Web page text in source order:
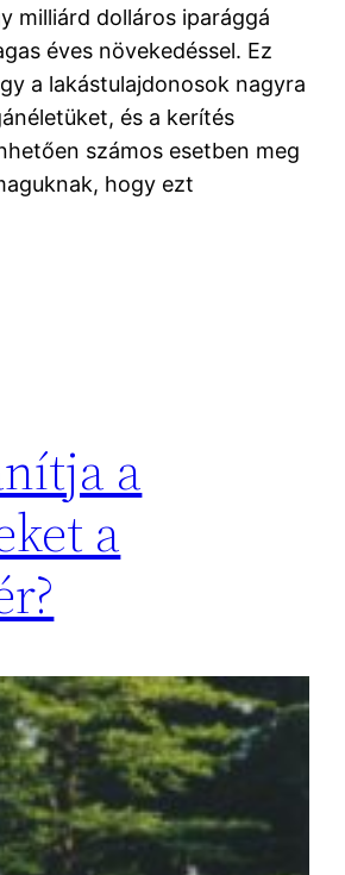
milliárd dolláros iparággá
éves növekedéssel. Ez
a lakástulajdonosok nagyra
és a kerítés
számos esetben meg
hogy ezt
a
a